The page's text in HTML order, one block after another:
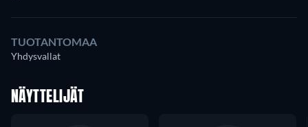
TUOTANTOMAA
Yhdysvallat
NÄYTTELIJÄT